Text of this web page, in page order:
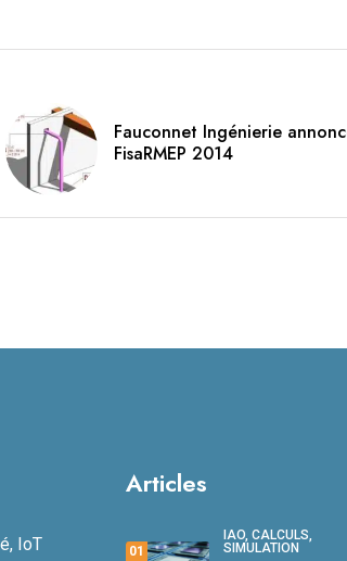
Fauconnet Ingénierie
FisaRMEP 2014
IoT
Articles
01
IAO, CALCULS,
SIMULATION